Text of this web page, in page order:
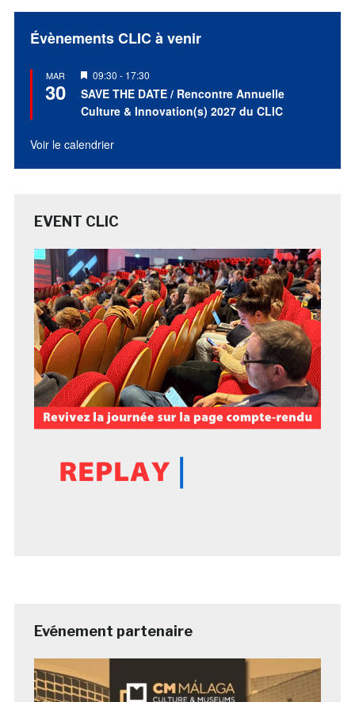
Évènements CLIC à venir
MAR
30
Mis
en
avant
09:30 - 17:30
SAVE THE DATE / Rencontre Annuelle
Culture & Innovation(s) 2027 du CLIC
Voir le calendrier
EVENT CLIC
Evénement partenaire